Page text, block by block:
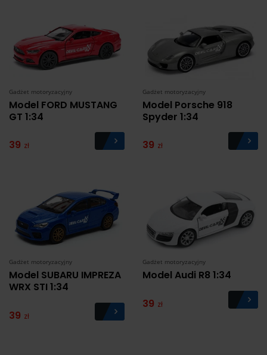
Gadżet motoryzacyjny
Model FORD MUSTANG
GT 1:34
39 zł
Gadżet motoryzacyjny
Model Porsche 918
Spyder 1:34
39 zł
Gadżet motoryzacyjny
Model SUBARU IMPREZA
WRX STI 1:34
39 zł
Gadżet motoryzacyjny
Model Audi R8 1:34
39 zł